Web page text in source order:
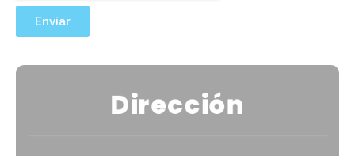
Enviar
Dirección